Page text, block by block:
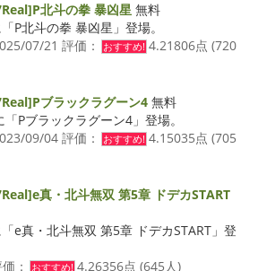
北斗の拳 暴凶星 無料
P北斗の拳 暴凶星」登場。
07/21 評価：
おすすめ! 4.21806点 (720
ブラックラグーン4 無料
「Pブラックラグーン4」登場。
09/04 評価：
おすすめ! 4.15035点 (705
真・北斗無双 第5章 ドデカSTART
e真・北斗無双 第5章 ドデカSTART」登
：
おすすめ! 4.26356点 (645人)